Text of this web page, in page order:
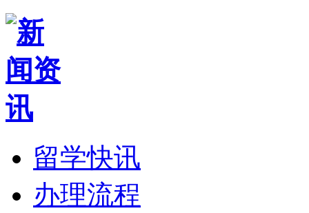
留学快讯
办理流程